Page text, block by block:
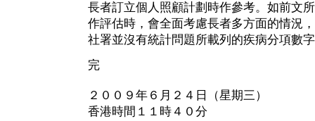
長者訂立個人照顧計劃時作參考。如前文
作評估時，會全面考慮長者多方面的情況
社署並沒有統計問題所載列的疾病分項數
完
２００９年６月２４日（星期三）
香港時間１１時４０分